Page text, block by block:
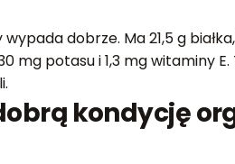
dobrze. Ma 21,5 g
mg potasu i 1,3 mg witaminy
kondycję